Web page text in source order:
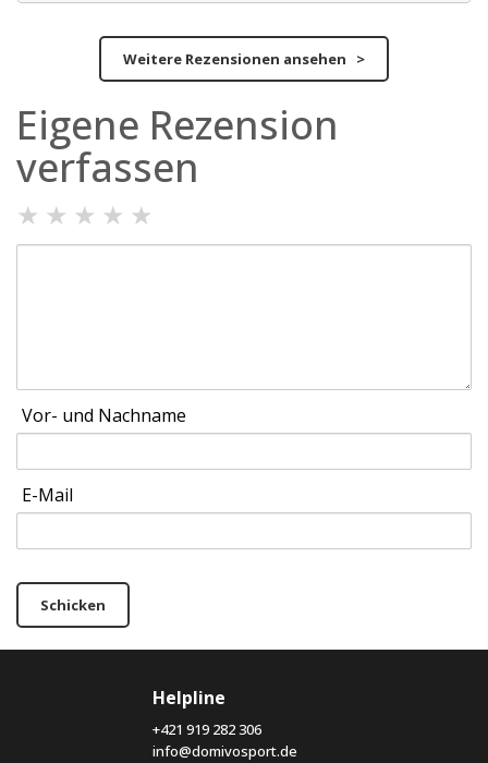
Weitere Rezensionen ansehen >
Eigene Rezension
verfassen
★ ★ ★ ★ ★
Vor- und Nachname
E-Mail
Schicken
Helpline
+421 919 282 306
info@domivosport.de